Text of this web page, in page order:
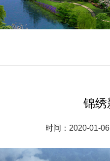
锦绣
时间：2020-01-06